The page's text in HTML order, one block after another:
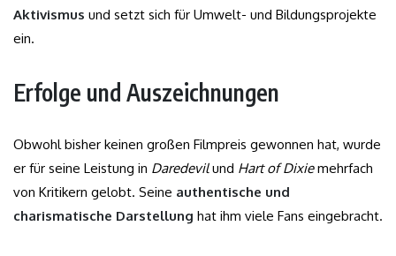
Aktivismus und setzt sich für Umwelt- und Bildungsprojekte
ein.
Erfolge und Auszeichnungen
Obwohl bisher keinen großen Filmpreis gewonnen hat, wurde
er für seine Leistung in Daredevilund Hart of Dixiemehrfach
von Kritikern gelobt. Seine authentische und
charismatische Darstellung hat ihm viele Fans eingebracht.